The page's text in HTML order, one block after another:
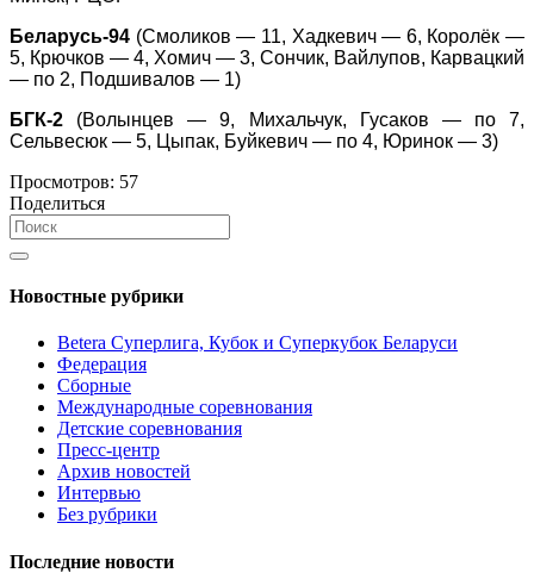
Беларусь-94 (Смоликов — 11, Хадкевич — 6, Королёк —
5, Крючков — 4, Хомич — 3, Сончик, Вайлупов, Карвацкий
— по 2, Подшивалов — 1)
БГК-2 (Волынцев — 9, Михальчук, Гусаков — по 7,
Сельвесюк — 5, Цыпак, Буйкевич — по 4, Юринок — 3)
Просмотров: 57
Поделиться
Новостные рубрики
Betera Суперлига, Кубок и Суперкубок Беларуси
Федерация
Сборные
Международные соревнования
Детские соревнования
Пресс-центр
Архив новостей
Интервью
Без рубрики
Последние новости